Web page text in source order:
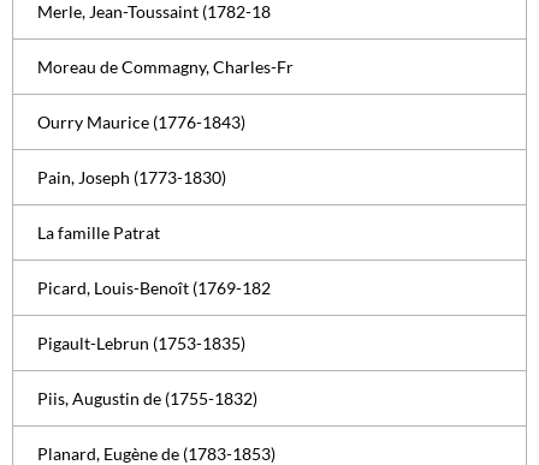
Merle, Jean-Toussaint (1782-18
Moreau de Commagny, Charles-Fr
Ourry Maurice (1776-1843)
Pain, Joseph (1773-1830)
La famille Patrat
Picard, Louis-Benoît (1769-182
Pigault-Lebrun (1753-1835)
Piis, Augustin de (1755-1832)
Planard, Eugène de (1783-1853)